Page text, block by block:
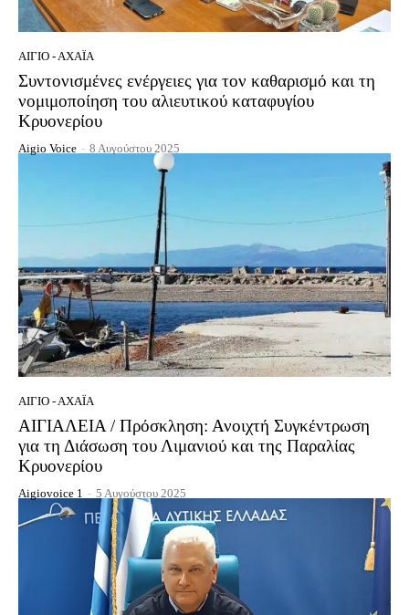
ΑΊΓΙΟ - ΑΧΑΪ́Α
Συντονισμένες ενέργειες για τον καθαρισμό και τη
νομιμοποίηση του αλιευτικού καταφυγίου
Κρυονερίου
Aigio Voice - 8 Αυγούστου 2025
ΑΊΓΙΟ - ΑΧΑΪ́Α
ΑΙΓΙΑΛΕΙΑ / Πρόσκληση: Ανοιχτή Συγκέντρωση
για τη Διάσωση του Λιμανιού και της Παραλίας
Κρυονερίου
Aigiovoice 1 - 5 Αυγούστου 2025